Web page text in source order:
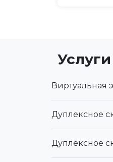
Виртуальная
Дуплексное
Дуплексное